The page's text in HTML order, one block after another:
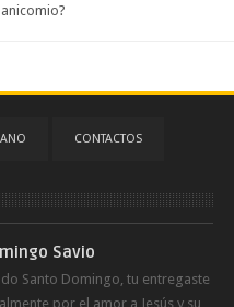
CONTACTOS
Savio
Santo Domingo, tu entregaste
por el amor a Jesús y su